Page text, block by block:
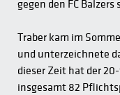
gegen den FC
Traber kam im
und unterzeichnete
dieser Zeit hat der
insgesamt 82